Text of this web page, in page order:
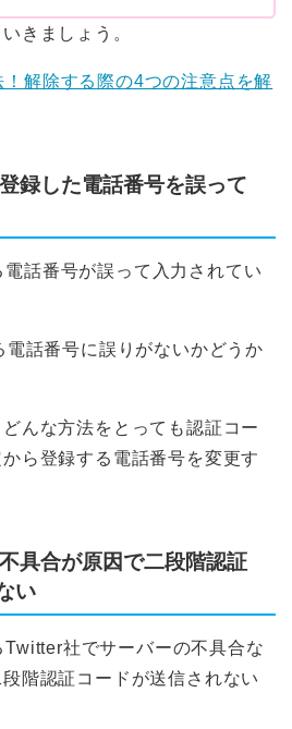
きましょう。
解除する際の4つの注意点を解
録した電話番号を誤って
話番号が誤って入力されてい
話番号に誤りがないかどうか
んな方法をとっても認証コー
ら登録する電話番号を変更す
具合が原因で二段階認証
い
社でサーバーの不具合な
階認証コードが送信されない